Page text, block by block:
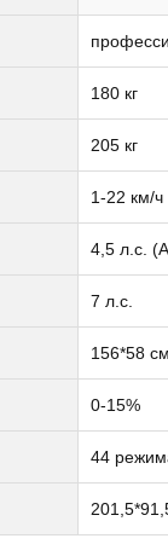
180 кг
205 кг
1-22 км/ч
4,5 л.с.
7 л.с.
156*58 см
0-15%
44